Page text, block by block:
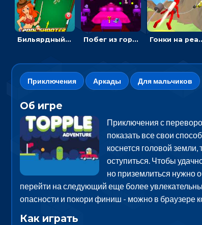
Бильярдный пул: стрелять шариками, чтобы взрывать одинаковые Побег из горной деревни: решай головоломки, чтобы открыть ворота Гонки на реактивном
Приключения Аркады Для мальчиков
Об игре
Приключения с
показать все свои
коснется головой
оступиться. Чтобы
но приземлиться нужно
перейти на следующий еще более
опасности и покори финиш - можно в браузере
Как играть